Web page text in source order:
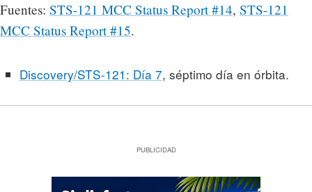
Fuentes: STS-121 MCC Status Report #14, STS-121
MCC Status Report #15.
Discovery/STS-121: Día 7, séptimo día en órbita.
PUBLICIDAD